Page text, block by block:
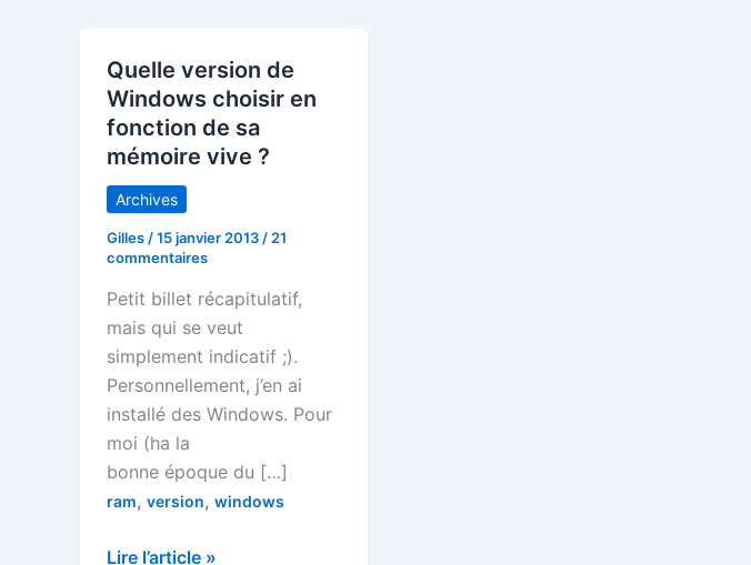
Quelle version de
Windows choisir en
fonction de sa
mémoire vive ?
Archives
Gilles /15 janvier 2013 / 21
commentaires
Petit billet récapitulatif,
mais qui se veut
simplement indicatif ;).
Personnellement, j’en ai
installé des Windows. Pour
moi (ha la
bonne époque du […]
ram, version, windows
Quelle
Lire l’article »